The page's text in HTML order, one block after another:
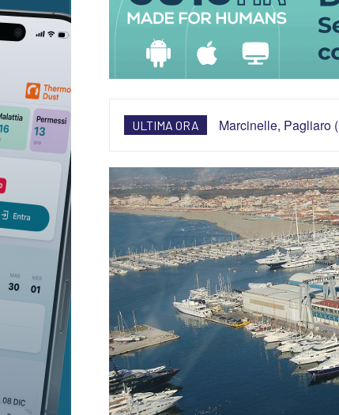
ULTIMA ORA
Marcinelle, Pagliaro